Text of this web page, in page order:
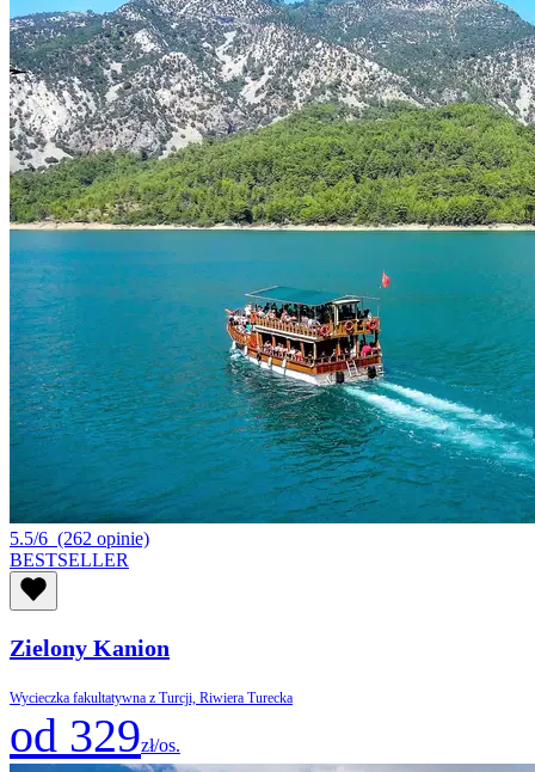
5.5/6 (262 opinie)
BESTSELLER
Zielony Kanion
Wycieczka fakultatywna z Turcji, Riwiera Turecka
od 329zł/os.